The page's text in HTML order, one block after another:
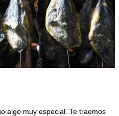
algo muy especial. Te traemos